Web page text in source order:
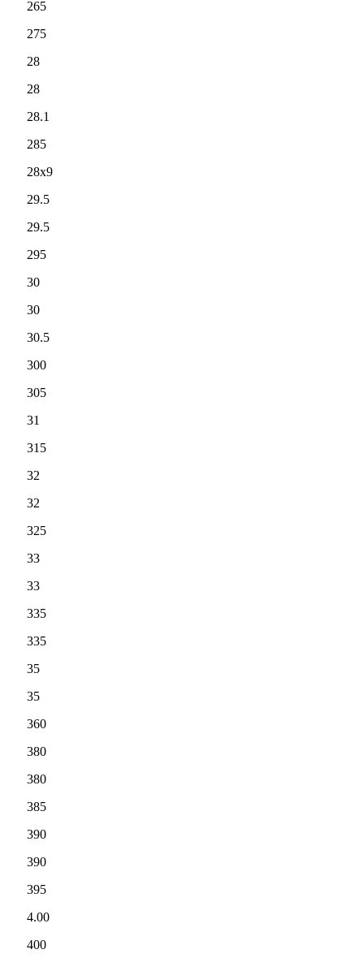
265
275
28
28
28.1
285
28x9
29.5
29.5
295
30
30
30.5
300
305
31
315
32
32
325
33
33
335
335
35
35
360
380
380
385
390
390
395
4.00
400